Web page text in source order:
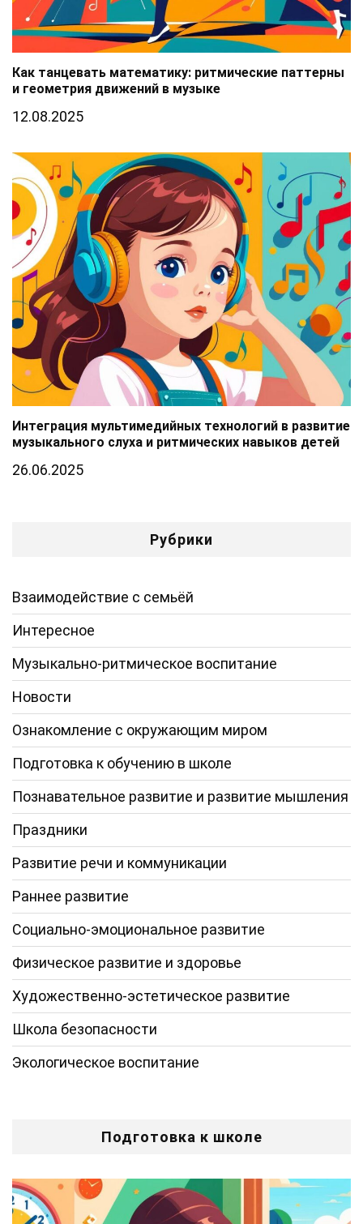
Как танцевать математику: ритмические паттерны
и геометрия движений в музыке
12.08.2025
Интеграция мультимедийных технологий в развитие
музыкального слуха и ритмических навыков детей
26.06.2025
Рубрики
Взаимодействие с семьёй
Интересное
Музыкально-ритмическое воспитание
Новости
Ознакомление с окружающим миром
Подготовка к обучению в школе
Познавательное развитие и развитие мышления
Праздники
Развитие речи и коммуникации
Раннее развитие
Социально-эмоциональное развитие
Физическое развитие и здоровье
Художественно-эстетическое развитие
Школа безопасности
Экологическое воспитание
Подготовка к школе